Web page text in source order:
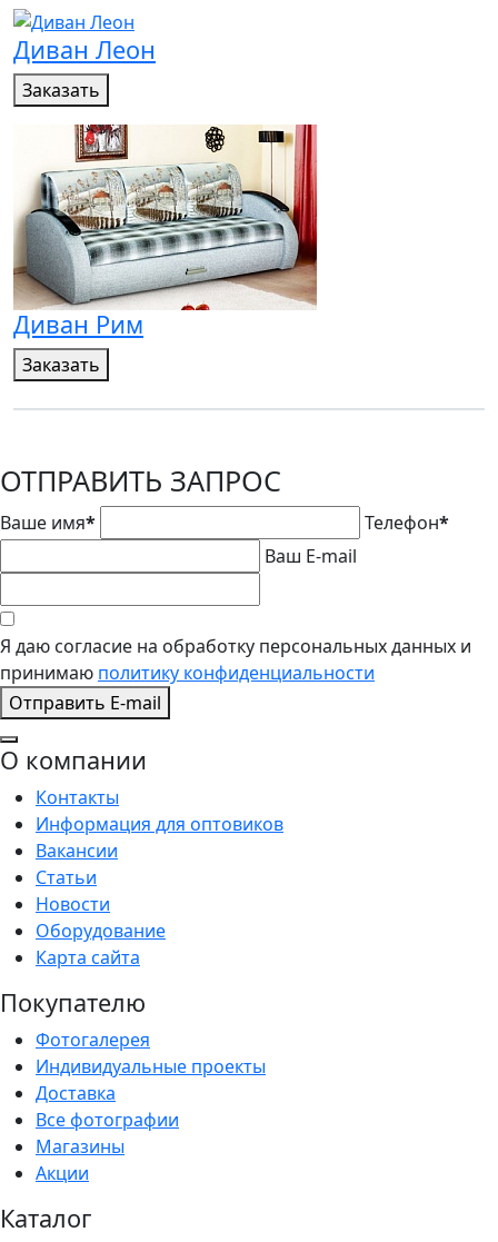
Диван Леон
Заказать
Диван Рим
Заказать
ОТПРАВИТЬ ЗАПРОС
Ваше имя* Телефон*
Ваш E-mail
Я даю согласие на обработку персональных данных и
принимаю политику конфиденциальности
Отправить E-mail
О компании
Контакты
Информация для оптовиков
Вакансии
Статьи
Новости
Оборудование
Карта сайта
Покупателю
Фотогалерея
Индивидуальные проекты
Доставка
Все фотографии
Магазины
Акции
Каталог